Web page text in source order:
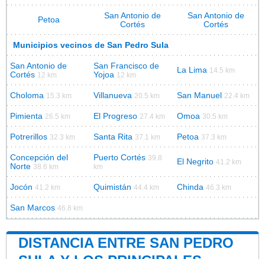
Petoa
San Antonio de
Cortés
San Antonio de
Cortés
Municipios vecinos de San Pedro Sula
San Antonio de
Cortés 12 km
San Francisco de
Yojoa 12 km
La Lima 14.5 km
Choloma 15.3 km Villanueva 20.5 km San Manuel 22.4 km
Pimienta 26.5 km El Progreso 27.4 km Omoa 30.5 km
Potrerillos 32.3 km Santa Rita 37.1 km Petoa 37.3 km
Concepción del
Norte 38.6 km
Puerto Cortés 39.8
km
El Negrito 41.2 km
Jocón 41.2 km Quimistán 44.4 km Chinda 46.3 km
San Marcos 46.8 km
DISTANCIA ENTRE SAN PEDRO